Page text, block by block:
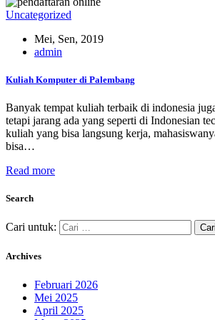
Uncategorized
Mei, Sen, 2019
admin
Kuliah Komputer di Palembang
Banyak tempat kuliah terbaik di indonesia
tetapi jarang ada yang seperti di Indonesian
kuliah yang bisa langsung kerja,
bisa…
Read more
Search
Cari untuk:
Archives
Februari 2026
Mei 2025
April 2025